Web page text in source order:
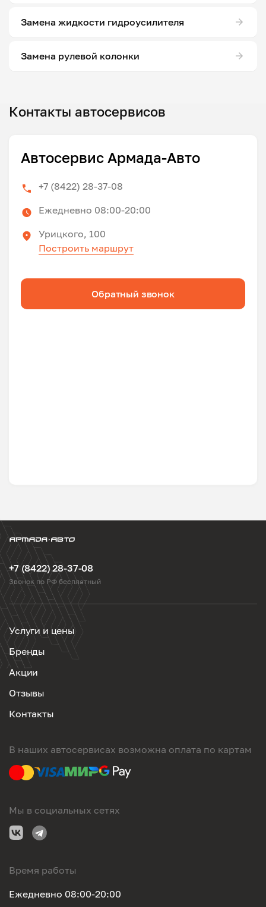
Замена жидкости гидроусилителя
Замена рулевой колонки
Контакты автосервисов
Автосервис Армада-Авто
+7 (8422) 28-37-08
Ежедневно 08:00-20:00
Урицкого, 100
Построить маршрут
Обратный звонок
+7 (8422) 28-37-08
Звонок по РФ бесплатный
Услуги и цены
Бренды
Акции
Отзывы
Контакты
В наших автосервисах возможна оплата по картам
Мы в социальных сетях
Время работы
Ежедневно 08:00-20:00